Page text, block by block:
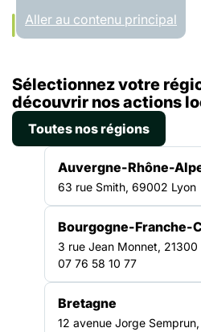
Panneau de gestion des cookies
Aller au contenu principal
Accueil Presse
ESPACE PRESSE
Vous êtes
Retrouvez ici les communiqués de
les informations de notre service
Sélectionnez votre
découvrir nos actions
Toutes nos régions
Auvergne-Rhône-
63 rue Smith, 69002 Lyon
Bourgogne-Franche-
3 rue Jean Monnet, 21300
07 76 58 10 77
Bretagne
12 avenue Jorge